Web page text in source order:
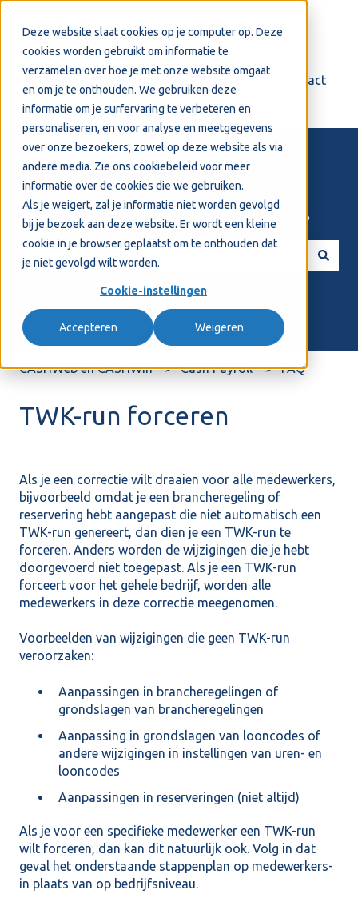
Deze website slaat cookies op je computer op. Deze
cookies worden gebruikt om informatie te
verzamelen over hoe je met onze website omgaat
en om je te onthouden. We gebruiken deze
informatie om je surfervaring te verbeteren en
personaliseren, en voor analyse en meetgegevens
over onze bezoekers, zowel op deze website als via
andere media. Zie ons cookiebeleid voor meer
informatie over de cookies die we gebruiken.
Als je weigert, zal je informatie niet worden gevolgd
bij je bezoek aan deze website. Er wordt een kleine
cookie in je browser geplaatst om te onthouden dat
je niet gevolgd wilt worden.
Cookie-instellingen
Accepteren Weigeren
Support Contact
Welkom! Hoe kunnen we je helpen?
CASHWeb en CASHWin Cash Payroll FAQ
TWK-run forceren
Als je een correctie wilt draaien voor alle medewerkers,
bijvoorbeeld omdat je een brancheregeling of
reservering hebt aangepast die niet automatisch een
TWK-run genereert, dan dien je een TWK-run te
forceren. Anders worden de wijzigingen die je hebt
doorgevoerd niet toegepast. Als je een TWK-run
forceert voor het gehele bedrijf, worden alle
medewerkers in deze correctie meegenomen.
Voorbeelden van wijzigingen die geen TWK-run
veroorzaken:
Aanpassingen in brancheregelingen of
grondslagen van brancheregelingen
Aanpassing in grondslagen van looncodes of
andere wijzigingen in instellingen van uren- en
looncodes
Aanpassingen in reserveringen (niet altijd)
Als je voor een specifieke medewerker een TWK-run
wilt forceren, dan kan dit natuurlijk ook. Volg in dat
geval het onderstaande stappenplan op medewerkers-
in plaats van op bedrijfsniveau.